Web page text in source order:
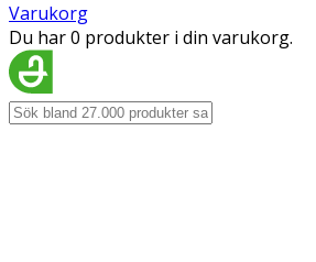
Varukorg
Du har 0 produkter i din varukorg.